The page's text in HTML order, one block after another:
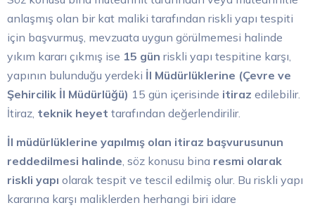
anlaşmış olan bir kat maliki tarafından riskli yapı tespiti
için başvurmuş, mevzuata uygun görülmemesi halinde
yıkım kararı çıkmış ise 15 gün riskli yapı tespitine karşı,
yapının bulunduğu yerdeki İl Müdürlüklerine (Çevre ve
Şehircilik İl Müdürlüğü) 15 gün içerisinde itiraz edilebilir.
İtiraz, teknik heyet tarafından değerlendirilir.
İl müdürlüklerine yapılmış olan itiraz başvurusunun
reddedilmesi halinde, söz konusu bina resmi olarak
riskli yapı olarak tespit ve tescil edilmiş olur. Bu riskli yapı
kararına karşı maliklerden herhangi biri idare